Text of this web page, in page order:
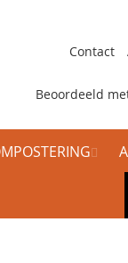
Contact
Beoordeeld